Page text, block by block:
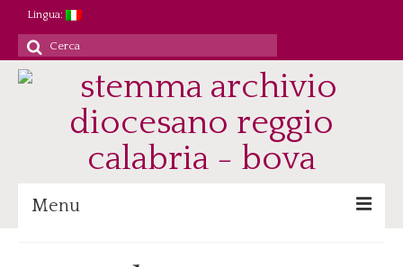
Lingua:
Cerca
per:
Menu